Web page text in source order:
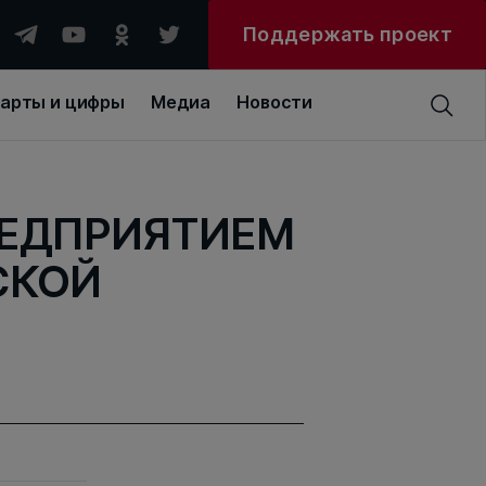
Поддержать проект
и цифры Медиа Новости